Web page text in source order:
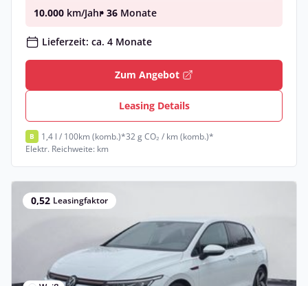
10.000 km/Jahr• 36 Monate
Lieferzeit: ca. 4 Monate
Zum Angebot
Leasing Details
B 1,4 l / 100km (komb.)*32 g CO₂ / km (komb.)*
Elektr. Reichweite: km
0,52 Leasingfaktor